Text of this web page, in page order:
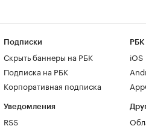
Подписки
Скрыть баннеры на РБК
Подписка на РБК
Корпоративная подписка
Уведомления
RSS
РБК
iOS